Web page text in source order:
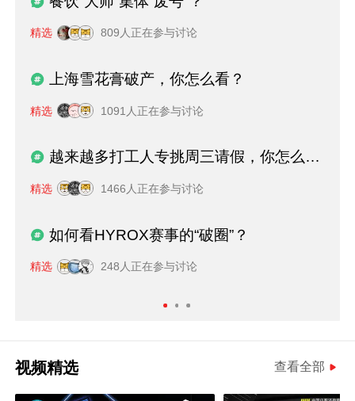
精选 809人正在参与讨论
上海雪花膏破产，你怎么看？
精选 1091人正在参与讨论
越来越多打工人专挑周三请假，你怎么看？
精选 1466人正在参与讨论
如何看HYROX赛事的“破圈”？
精选 248人正在参与讨论
视频精选 查看全部